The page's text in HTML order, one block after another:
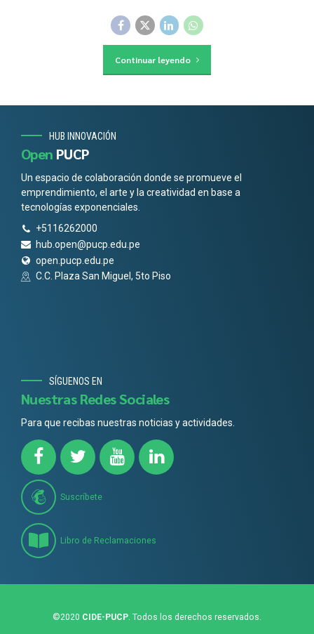
Continuar leyendo
HUB INNOVACIÓN
Open PUCP
Un espacio de colaboración donde se promueve el
emprendimiento, el arte y la creatividad en base a
tecnologías exponenciales.
+5116262000
hub.open@pucp.edu.pe
open.pucp.edu.pe
C.C. Plaza San Miguel, 5to Piso
SÍGUENOS EN
Nuestras Redes Sociales
Para que recibas nuestras noticias y actividades.
Suscríbete
Libro de Reclamaciones
©2020 CIDE-PUCP. Todos los derechos reservados.